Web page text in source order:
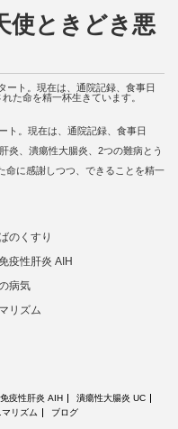
使ときどき悪
ート。現在は、通院記録、食事日
た命を精一杯生きています。
ト。現在は、通院記録、食事日
炎、潰瘍性大腸炎、2つの難病とう
命に感謝しつつ、できることを精一
のくすり
疫性肝炎 AIH
病気
リズム
疫性肝炎 AIH
潰瘍性大腸炎 UC
マリズム ブログ